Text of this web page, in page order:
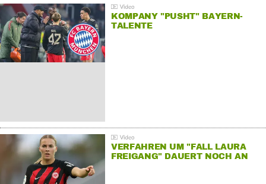
KOMPANY "PUSHT" BAYERN-
TALENTE
VERFAHREN UM "FALL LAURA
FREIGANG" DAUERT NOCH AN